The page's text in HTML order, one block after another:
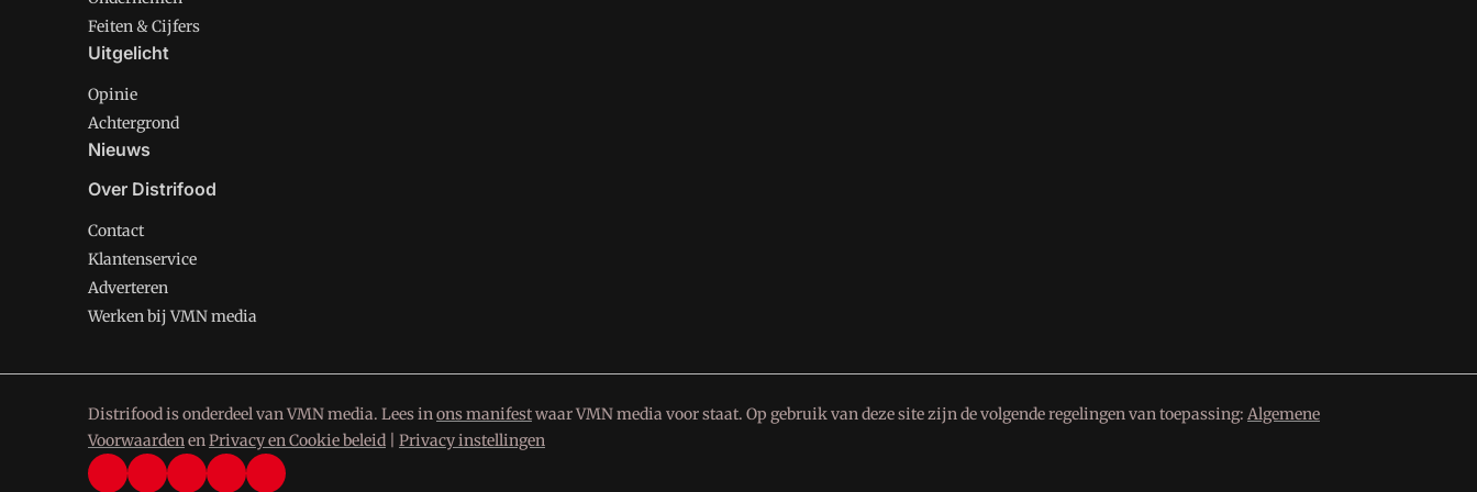
Feiten & Cijfers
Uitgelicht
Opinie
Achtergrond
Nieuws
Over Distrifood
Contact
Klantenservice
Adverteren
Werken bij VMN media
Distrifood is onderdeel van VMN media. Lees inons manifestwaar VMN media voor staat. Op gebruik van deze site zijn de volgende regelingen van toepassing: Algemene
VoorwaardenenPrivacy en Cookie beleid Privacy instellingen